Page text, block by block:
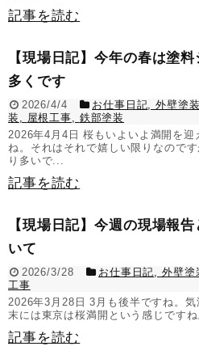
記事を読む
【現場日記】今年の春は塗
多くです
2026/4/4 お仕事日記 ,外壁塗装
装
屋根工事
鉄部塗装
2026年4月4日 桜もいよいよ満開を迎
ね。それはそれで嬉しい限りなので
り多いで...
記事を読む
【現場日記】今週の現場報
いて
2026/3/28 お仕事日記 外壁塗
工事
2026年3月28日 3月も後半ですね。
末には東京は桜満開という感じです
記事を読む